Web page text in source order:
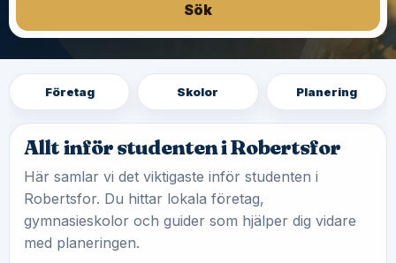
Sök
Företag Skolor Planering
Allt inför studenten i Robertsfor
Här samlar vi det viktigaste inför studenten i
Robertsfor. Du hittar lokala företag,
gymnasieskolor och guider som hjälper dig vidare
med planeringen.